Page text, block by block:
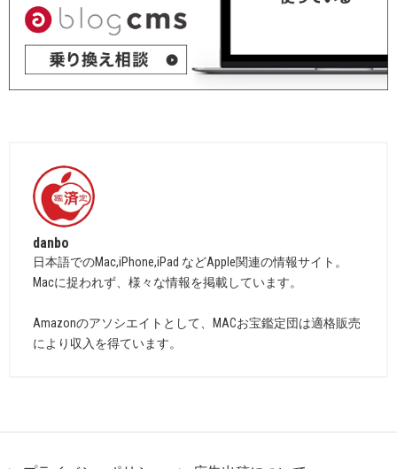
danbo
日本語でのMac,iPhone,iPad などApple関連の情報サイト。
Macに捉われず、様々な情報を掲載しています。
Amazonのアソシエイトとして、MACお宝鑑定団は適格販売
により収入を得ています。